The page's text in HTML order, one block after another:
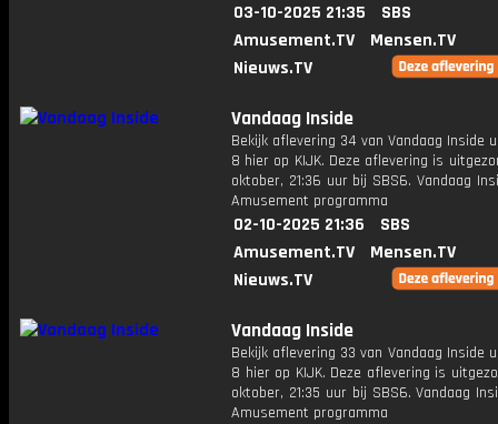
03-10-2025 21:35
SBS
Amusement.TV
Mensen.TV
Nieuws.TV
Vandaag Inside
Bekijk aflevering 34 van Vandaag Inside
8 hier op KIJK. Deze aflevering is
oktober, 21:36 uur bij SBS6. Vandaag
Amusement programma
02-10-2025 21:36
SBS
Amusement.TV
Mensen.TV
Nieuws.TV
Vandaag Inside
Bekijk aflevering 33 van Vandaag Inside
8 hier op KIJK. Deze aflevering is
oktober, 21:35 uur bij SBS6. Vandaag
Amusement programma